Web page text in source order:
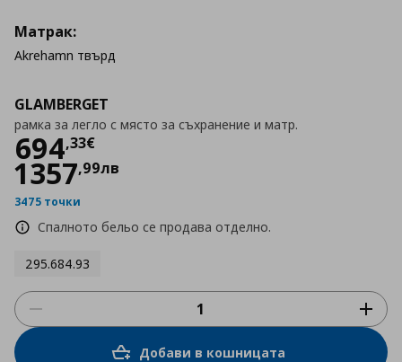
GLAMBERGET
рамка за легло с място за съхранение и матр.
694,33€
Цена
1357,99лв
3475 точки
Спалното бельо се продава отделно.
295.684.93
Матрак:
Akrehamn твърд
Добави в кошницата